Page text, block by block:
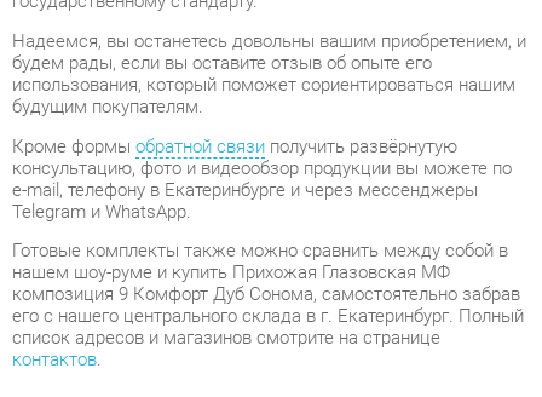
консультацию, фото и видеообзор продукции вы можете по
e-mail, телефону в Екатеринбурге и через мессенджеры
Telegram и WhatsApp.
нашем шоу-руме и купить Прихожая Глазовская МФ
композиция 9 Комфорт Дуб Сонома, самостоятельно забрав
его с нашего центрального склада в г. Екатеринбург. Полный
список адресов и магазинов смотрите на странице
Материал Лдсп
Цвет Дуб сонома